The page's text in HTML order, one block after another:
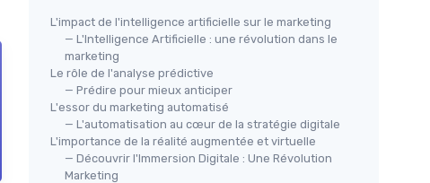
L'impact de l'intelligence artificielle sur le marketing
— L'Intelligence Artificielle : une révolution dans le
marketing
Le rôle de l'analyse prédictive
— Prédire pour mieux anticiper
L'essor du marketing automatisé
— L'automatisation au cœur de la stratégie digitale
L'importance de la réalité augmentée et virtuelle
— Découvrir l'Immersion Digitale : Une Révolution
Marketing